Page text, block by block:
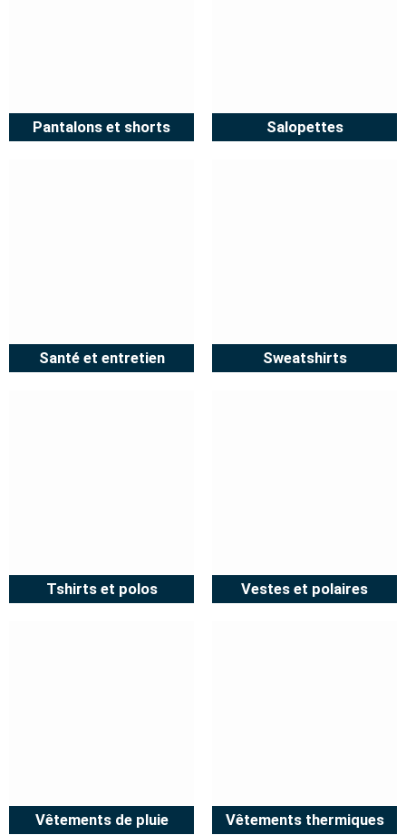
Pantalons et shorts Salopettes
Santé et entretien Sweatshirts
Tshirts et polos Vestes et polaires
Vêtements de pluie Vêtements thermiques